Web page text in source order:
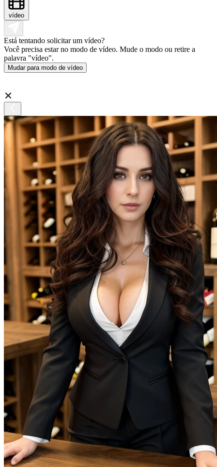
vídeo
Está tentando solicitar um vídeo?
Você precisa estar no modo de vídeo. Mude o modo ou retire a
palavra "vídeo".
Mudar para modo de vídeo